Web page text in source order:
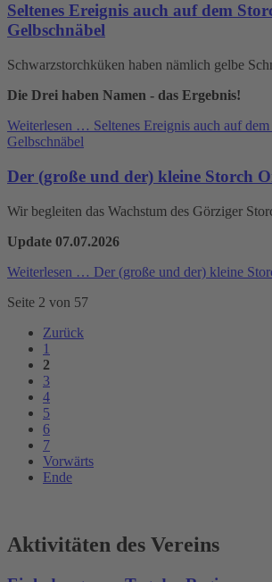
Seltenes Ereignis auch auf dem
Gelbschnäbel
Schwarzstorchküken haben nämlich gelbe
Die Drei haben Namen - das Ergebnis!
Weiterlesen … Seltenes Ereignis auch auf
Gelbschnäbel
Der (große und der) kleine Storch
Wir begleiten das Wachstum des Görziger
Update 07.07.2026
Weiterlesen … Der (große und der) kleine
Seite 2 von 57
Zurück
1
2
3
4
5
6
7
Vorwärts
Ende
Aktivitäten des Vereins